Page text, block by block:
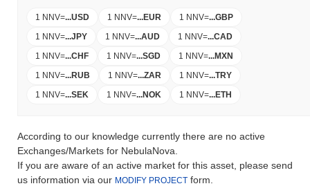
1 NNV=...USD 1 NNV=...EUR 1 NNV=...GBP
1 NNV=...JPY 1 NNV=...AUD 1 NNV=...CAD
1 NNV=...CHF 1 NNV=...SGD 1 NNV=...MXN
1 NNV=...RUB 1 NNV=...ZAR 1 NNV=...TRY
1 NNV=...SEK 1 NNV=...NOK 1 NNV=...ETH
According to our knowledge currently there are no active
Exchanges/Markets for NebulaNova.
If you are aware of an active market for this asset, please send
us information via our MODIFY PROJECT form.